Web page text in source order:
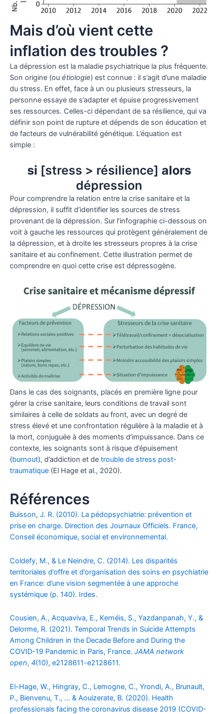
Mais d’où vient cette
inflation des troubles ?
La dépression est la maladie psychiatrique la plus fréquente.
Son origine (ou étiologie) est connue : il s’agit d’une maladie
du stress. En effet, face à un ou plusieurs stresseurs, la
personne essaye de s’adapter et épuise progressivement
ses ressources. Celles-ci dépendant de sa résilience, qui va
définir son point de rupture et dépends de son éducation et
de facteurs de vulnérabilité génétique. L’équation est
simple :
si [stress > résilience] alors
dépression
Pour comprendre la relation entre la crise sanitaire et la
dépression, il suffit d’identifier les sources de stress
provenant de la dépression. Sur l’infographie ci-dessous on
voit à gauche les ressources qui protègent généralement de
la dépression, et à droite les stresseurs propres à la crise
sanitaire et au confinement. Cette illustration permet de
comprendre en quoi cette crise est dépressogène.
Dans le cas des soignants, placés en première ligne pour
gérer la crise sanitaire, leurs conditions de travail sont
similaires à celle de soldats au front, avec un degré de
stress élevé et une confrontation régulière à la maladie et à
la mort, conjuguée à des moments d’impuissance. Dans ce
contexte, les soignants sont à risque d’épuisement
(burnout), d’addiction et de trouble de stress post-
traumatique (El Hage et al., 2020).
Références
Buisson, J. R. (2010). La pédopsychiatrie: prévention et
prise en charge. Direction des Journaux Officiels. France,
Conseil économique, social et environnemental.
Coldefy, M., & Le Neindre, C. (2014). Les disparités
territoriales d’offre et d’organisation des soins en psychiatrie
en France: d’une vision segmentée à une approche
systémique (p. 140). Irdes.
Cousien, A., Acquaviva, E., Kernéis, S., Yazdanpanah, Y., &
Delorme, R. (2021). Temporal Trends in Suicide Attempts
Among Children in the Decade Before and During the
COVID-19 Pandemic in Paris, France. JAMA network
open, 4(10), e2128611-e2128611.
El-Hage, W., Hingray, C., Lemogne, C., Yrondi, A., Brunault,
P., Bienvenu, T., … & Aouizerate, B. (2020). Health
professionals facing the coronavirus disease 2019 (COVID-